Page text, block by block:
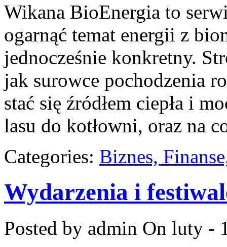
Wikana BioEnergia to
ogarnąć temat energii z
jednocześnie konkretny.
jak surowce pochodzenia
stać się źródłem ciepła i
lasu do kotłowni, oraz na
Categories: Biznes,
Wydarzenia i
Posted by admin On luty -